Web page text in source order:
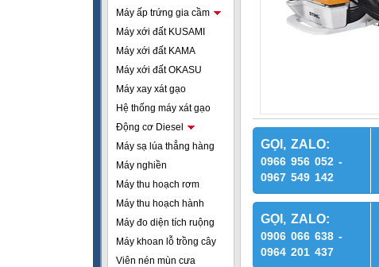
Máy ấp trứng gia cầm
Máy xới đất KUSAMI
Máy xới đất KAMA
Máy xới đất OKASU
Máy xay xát gạo
Hệ thống máy xát gạo
Động cơ Diesel
Máy sạ lúa thẳng hàng
Máy nghiền
Máy thu hoạch rơm
Máy thu hoạch hành
Máy đo diện tích ruộng
Máy khoan lỗ trồng cây
Viên nén mùn cưa
GỌI, ZALO:
0966 956 052 -
0967 549 142
GỌI, ZALO:
0906 066 638 -
0964 201 437